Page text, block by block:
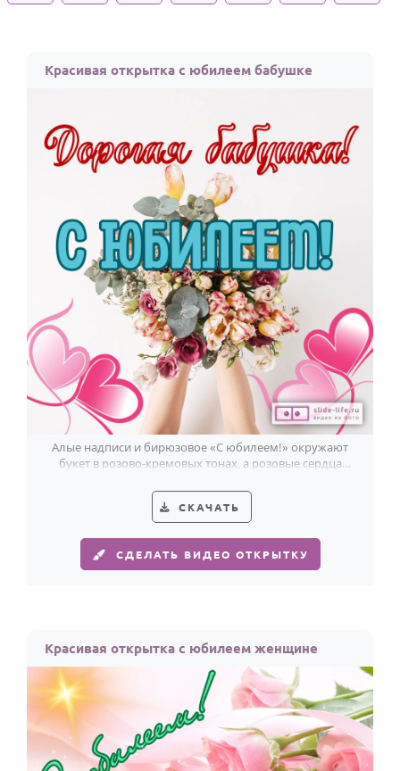
Женщине
Мужчине
Папе
Детям
Все родственники
ПЕРСОНАЛЬНЫЕ
Пожелания
По именам
По годам
Красивая открытка с юбилеем бабушке
Алые надписи и бирюзовое «С юбилеем!» окружают
букет в розово-кремовых тонах, а розовые сердца
СКАЧАТЬ
СДЕЛАТЬ ВИДЕО ОТКРЫТКУ
Красивая открытка с юбилеем женщине